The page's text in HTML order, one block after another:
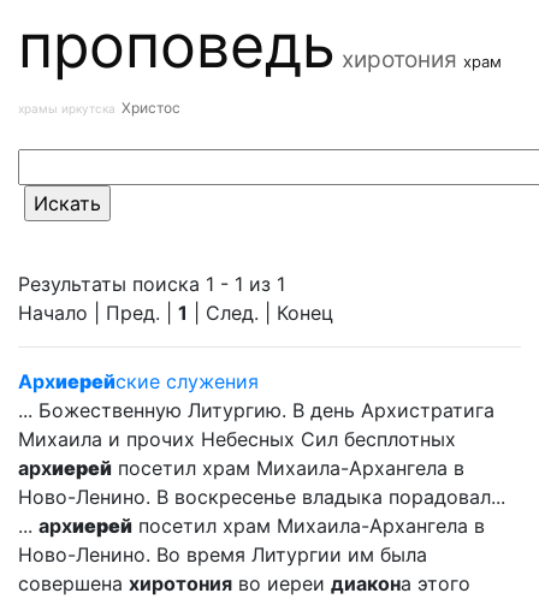
проповедь хиротония храм
храмы иркутска Христос
Результаты поиска 1 - 1 из 1
Начало | Пред. | 1 | След. | Конец
Архиерейские служения
... Божественную Литургию. В день Архистратига
Михаила и прочих Небесных Сил бесплотных
архиерей посетил храм Михаила-Архангела в
Ново-Ленино. В воскресенье владыка порадовал...
... архиерей посетил храм Михаила-Архангела в
Ново-Ленино. Во время Литургии им была
совершена хиротония во иереи диакона этого